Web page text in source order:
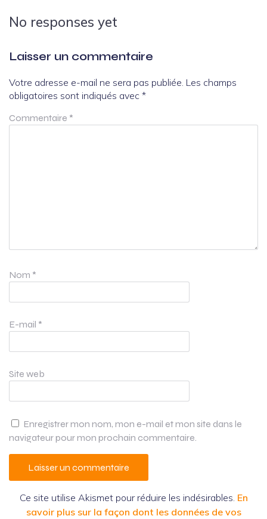
No responses yet
Laisser un commentaire
Votre adresse e-mail ne sera pas publiée. Les champs
obligatoires sont indiqués avec *
Commentaire *
Nom *
E-mail *
Site web
Enregistrer mon nom, mon e-mail et mon site dans le
navigateur pour mon prochain commentaire.
Ce site utilise Akismet pour réduire les indésirables. En
savoir plus sur la façon dont les données de vos